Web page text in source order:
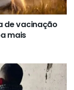
de vacinação
mais